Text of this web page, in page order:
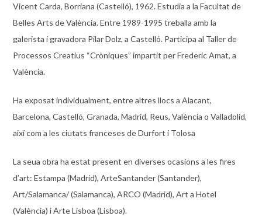
Vicent Carda, Borriana (Castelló), 1962. Estudia a la Facultat de
Belles Arts de València. Entre 1989-1995 treballa amb la
galerista i gravadora Pilar Dolz, a Castelló. Participa al Taller de
Processos Creatius “Cròniques” impartit per Frederic Amat, a
València.
Ha exposat individualment, entre altres llocs a Alacant,
Barcelona, Castelló, Granada, Madrid, Reus, València o Valladolid,
així com a les ciutats franceses de Durfort i Tolosa
La seua obra ha estat present en diverses ocasions a les fires
d’art: Estampa (Madrid), ArteSantander (Santander),
Art/Salamanca/ (Salamanca), ARCO (Madrid), Art a Hotel
(València) i Arte Lisboa (Lisboa).